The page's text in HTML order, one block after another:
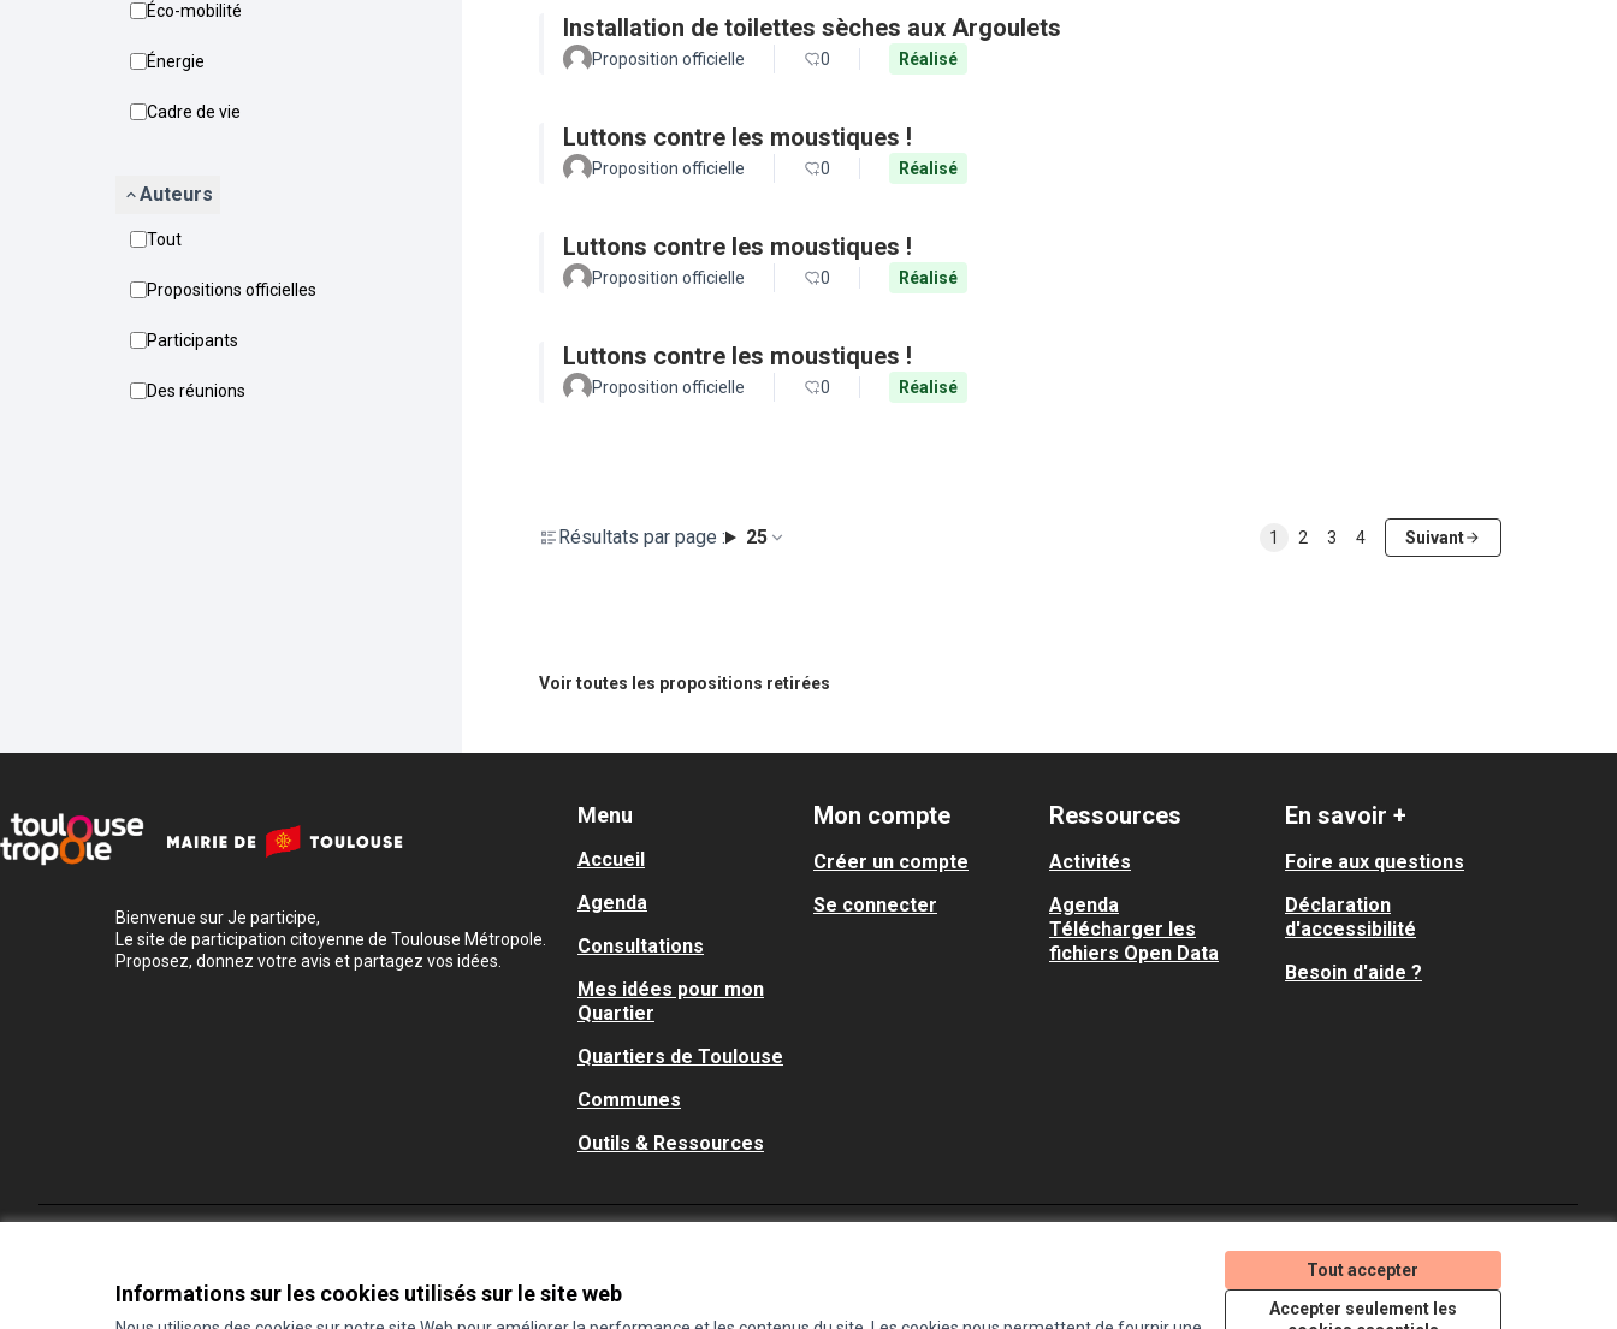
Informations sur les cookies utilisés sur le site web
Tout accepter
Accepter seulement les
Éco-mobilité
Énergie
Cadre de vie
Auteurs
Tout
Propositions officielles
Participants
Des réunions
Installation de toilettes sèches aux Argoulets
Proposition officielle 0 Réalisé
Luttons contre les moustiques !
Proposition officielle 0 Réalisé
Luttons contre les moustiques !
Proposition officielle 0 Réalisé
Luttons contre les moustiques !
Proposition officielle 0 Réalisé
Résultats par page : 25 1 2 3 4 Suivant
Voir toutes les propositions retirées
Bienvenue sur Je participe,
Le site de participation citoyenne de Toulouse Métropole.
Proposez, donnez votre avis et partagez vos idées.
Menu
Accueil
Agenda
Consultations
Mes idées pour mon
Quartier
Quartiers de Toulouse
Communes
Outils & Ressources
Mon compte
Créer un compte
Se connecter
Ressources
Activités
Agenda
Télécharger les
fichiers Open Data
En savoir +
Foire aux questions
Déclaration
d'accessibilité
Besoin d'aide ?
(Lien externe)
(Lien externe)
(Lien externe)